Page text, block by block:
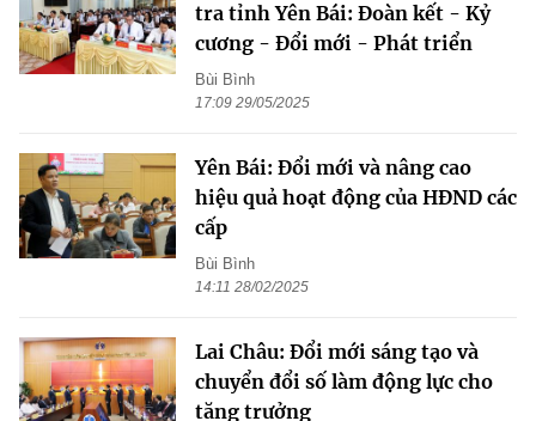
tra tỉnh Yên Bái: Đoàn kết - Kỷ
cương - Đổi mới - Phát triển
Bùi Bình
17:09 29/05/2025
Yên Bái: Đổi mới và nâng cao
hiệu quả hoạt động của HĐND các
cấp
Bùi Bình
14:11 28/02/2025
Lai Châu: Đổi mới sáng tạo và
chuyển đổi số làm động lực cho
tăng trưởng